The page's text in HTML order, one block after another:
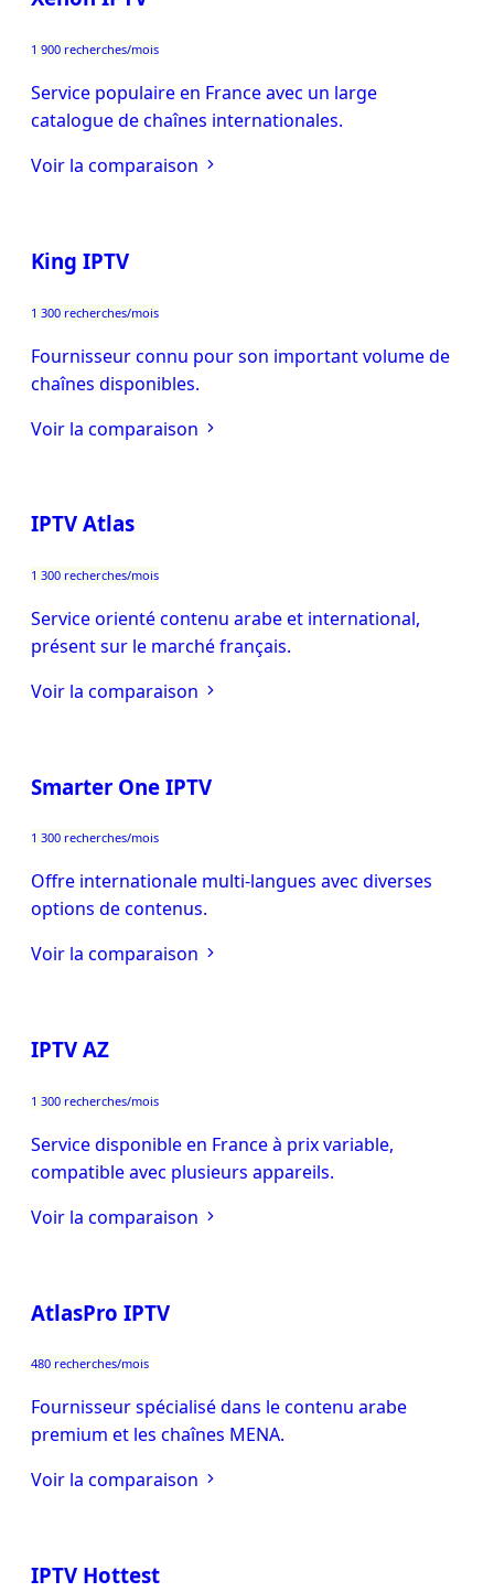
1 900 recherches/mois
Service populaire en France avec un large
catalogue de chaînes internationales.
Voir la comparaison
King IPTV
1 300 recherches/mois
Fournisseur connu pour son important volume de
chaînes disponibles.
Voir la comparaison
IPTV Atlas
1 300 recherches/mois
Service orienté contenu arabe et international,
présent sur le marché français.
Voir la comparaison
Smarter One IPTV
1 300 recherches/mois
Offre internationale multi-langues avec diverses
options de contenus.
Voir la comparaison
IPTV AZ
1 300 recherches/mois
Service disponible en France à prix variable,
compatible avec plusieurs appareils.
Voir la comparaison
AtlasPro IPTV
480 recherches/mois
Fournisseur spécialisé dans le contenu arabe
premium et les chaînes MENA.
Voir la comparaison
IPTV Hottest